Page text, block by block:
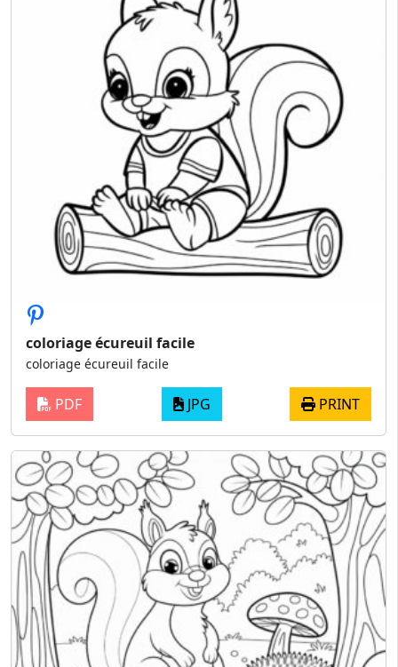
coloriage écureuil facile
coloriage écureuil facile
PDF JPG PRINT